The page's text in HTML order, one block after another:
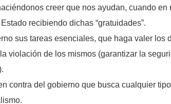
creer que nos ayudan, cuando
recibiendo dichas “gratuidades”.
sus tareas esenciales, que haga valer
violación de los mismos (garantizar la
contra del gobierno que busca cualquier